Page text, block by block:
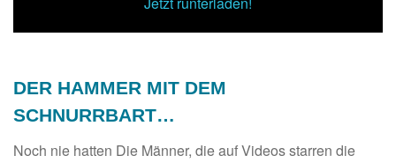
DER HAMMER MIT DEM
SCHNURRBART…
Noch nie hatten Die Männer, die auf Videos starren die